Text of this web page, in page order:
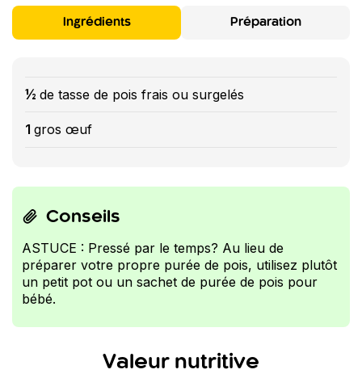
Ingrédients Préparation
½ de tasse de pois frais ou surgelés
1 gros œuf
Conseils
ASTUCE : Pressé par le temps? Au lieu de
préparer votre propre purée de pois, utilisez plutôt
un petit pot ou un sachet de purée de pois pour
bébé.
Valeur nutritive